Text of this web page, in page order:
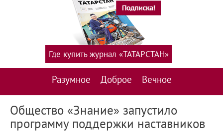
Разумное Доброе Вечное
Где купить журнал «ТАТАРСТАН»
Общество «Знание» запустило
программу поддержки наставников